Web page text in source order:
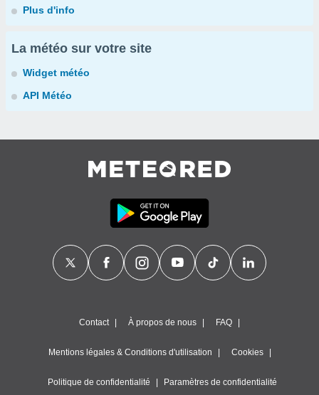
Plus d'info
La météo sur votre site
Widget météo
API Météo
Contact À propos de nous FAQ
Mentions légales & Conditions d'utilisation Cookies
Politique de confidentialité Paramètres de confidentialité